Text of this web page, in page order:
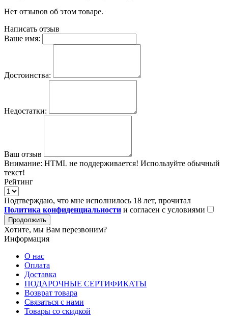
Нет отзывов об этом товаре.
Написать отзыв
Ваше имя:
Достоинства:
Недостатки:
Ваш отзыв
Внимание: HTML не поддерживается! Используйте обычный
текст!
Рейтинг
Подтверждаю, что мне исполнилось 18 лет, прочитал
Политика конфиденциальности и согласен с условиями
Продолжить
Хотите, мы Вам перезвоним?
Информация
О нас
Оплата
Доставка
ПОДАРОЧНЫЕ СЕРТИФИКАТЫ
Возврат товара
Связаться с нами
Товары со скидкой